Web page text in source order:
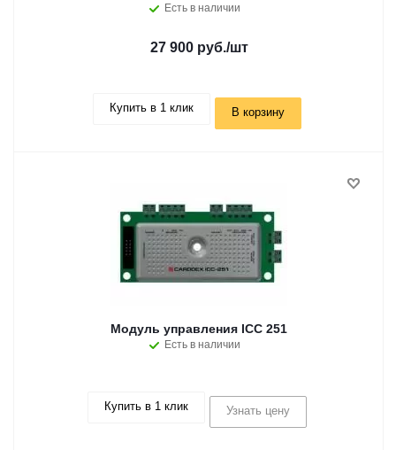
Есть в наличии
27 900 руб./шт
Купить в 1 клик В корзину
Модуль управления ICC 251
Есть в наличии
Купить в 1 клик Узнать цену